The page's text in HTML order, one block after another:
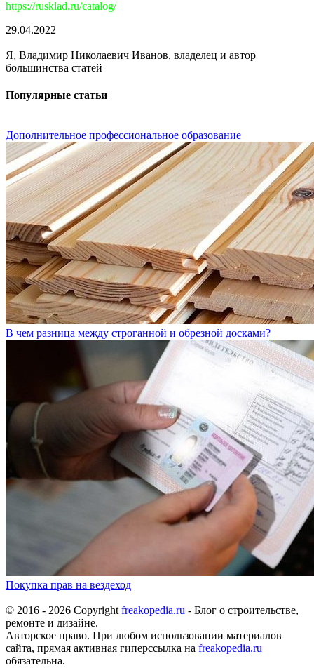
https://rusklad.ru/catalog/
29.04.2022
Я, Владимир Николаевич Иванов, владелец и автор
большинства статей
Популярные статьи
Дополнительное профессиональное образование
В чем разница между строганной и обрезной досками?
Покупка прав на вездеход
© 2016 - 2026 Copyright freakopedia.ru - Блог о строительстве,
ремонте и дизайне.
Авторское право. При любом использовании материалов
сайта, прямая активная гиперссылка на freakopedia.ru
обязательна.